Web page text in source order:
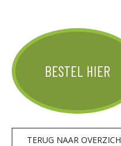
BESTEL HIER
TERUG NAAR